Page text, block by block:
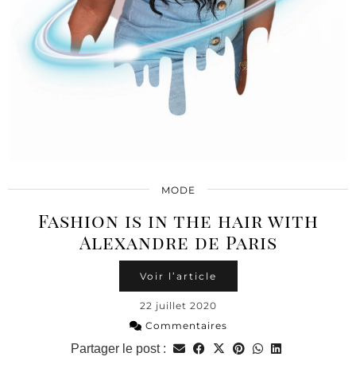
MODE
Fashion is in the hair with
Alexandre de Paris
Voir l’article
22 juillet 2020
Commentaires
Partager le post :